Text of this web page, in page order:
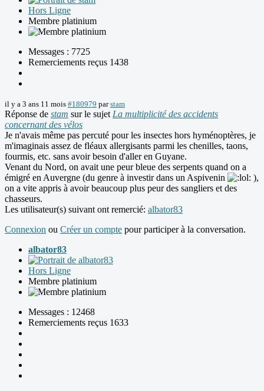
Hors Ligne
Membre platinium
Messages : 7725
Remerciements reçus 1438
il y a 3 ans 11 mois #180979 parstam
Réponse de stam sur le sujet La multiplicité des accidents
concernant des vélos
Je n'avais même pas percuté pour les insectes hors hyménoptères, je
m'imaginais assez de fléaux allergisants parmi les chenilles, taons,
fourmis, etc. sans avoir besoin d'aller en Guyane.
Venant du Nord, on avait une peur bleue des serpents quand on a
émigré en Auvergne (du genre à investir dans un Aspivenin
),
on a vite appris à avoir beaucoup plus peur des sangliers et des
chasseurs.
Les utilisateur(s) suivant ont remercié: albator83
Connexion ou Créer un compte pour participer à la conversation.
albator83
Hors Ligne
Membre platinium
Messages : 12468
Remerciements reçus 1633